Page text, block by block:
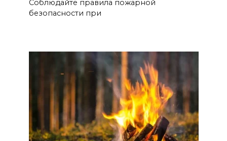
Соблюдайте правила пожарной
безопасности при